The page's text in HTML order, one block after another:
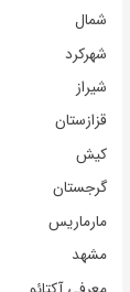
شمال
شهرکرد
شیراز
قزازستان
کیش
گرجستان
مارماریس
مشهد